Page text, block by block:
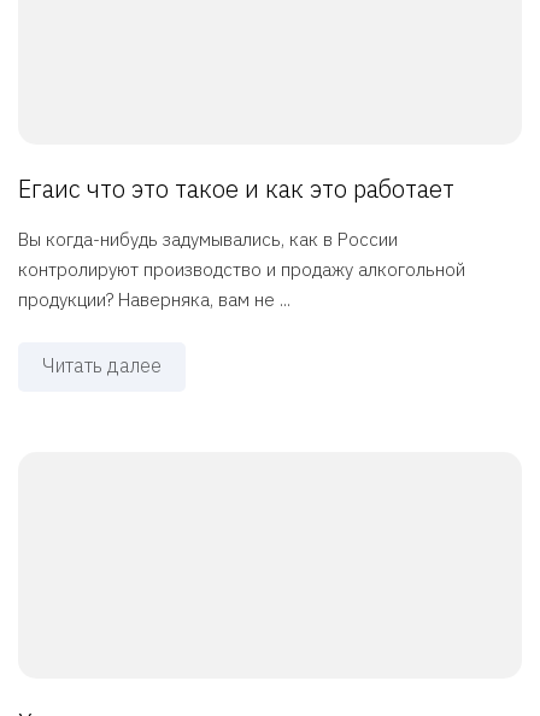
Егаис что это такое и как это работает
Вы когда-нибудь задумывались, как в России
контролируют производство и продажу алкогольной
продукции? Наверняка, вам не ...
Читать далее